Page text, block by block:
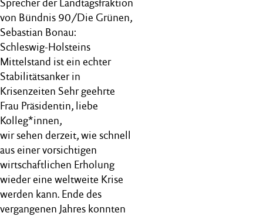
Sprecher der Landtagsfraktion
von Bündnis 90/Die Grünen,
Sebastian Bonau:
Schleswig-Holsteins
Mittelstand ist ein echter
Stabilitätsanker in
Krisenzeiten Sehr geehrte
Frau Präsidentin, liebe
Kolleg*innen,
wir sehen derzeit, wie schnell
aus einer vorsichtigen
wirtschaftlichen Erholung
wieder eine weltweite Krise
werden kann. Ende des
vergangenen Jahres konnten